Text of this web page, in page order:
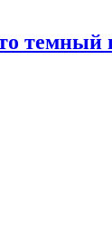
темный